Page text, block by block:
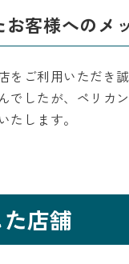
客様へのメ
をご利用いただき
でしたが、ペリカ
します。
店舗